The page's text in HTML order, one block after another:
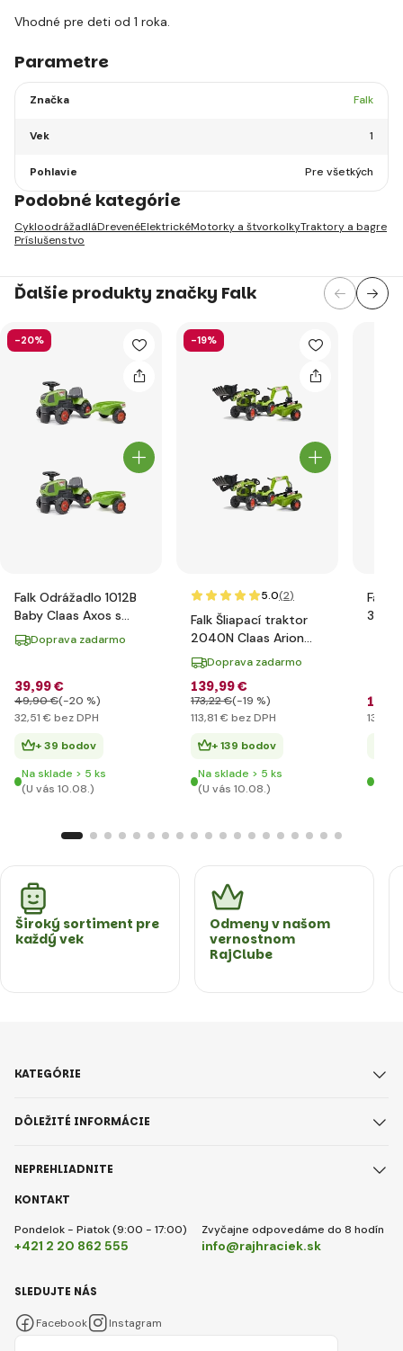
Vhodné pre deti od 1 roka.
Parametre
Značka Falk
Vek 1
Pohlavie Pre všetkých
Podobné kategórie
CykloodrážadláDrevenéElektrickéMotorky a štvorkolkyTraktory a bagre
Príslušenstvo
Ďalšie produkty značky Falk
-20%
Falk Odrážadlo 1012B
Baby Claas Axos s
vlečkou
Doprava zadarmo
39,99 €
49,90 €(-20 %)
32,51 € bez DPH
+ 39 bodov
Na sklade > 5 ks
(U vás 10.08.)
-19%
5.0(2)
Falk Šliapací traktor
2040N Claas Arion
410 s nakladačom,
rýpadlom a vlečkou
Doprava zadarmo
139,99 €
173,22 €(-19 %)
113,81 € bez DPH
+ 139 bodov
Na sklade > 5 ks
(U vás 10.08.)
Falk
160
130
Široký sortiment pre
každý vek
Odmeny v našom
vernostnom
RajClube
KONTAKT
Pondelok - Piatok (9:00 - 17:00)
+421 2 20 862 555
Zvyčajne odpovedáme do 8 hodín
info@rajhraciek.sk
KATEGÓRIE
DÔLEŽITÉ INFORMÁCIE
NEPREHLIADNITE
SLEDUJTE NÁS
Facebook Instagram